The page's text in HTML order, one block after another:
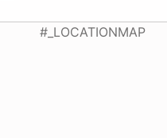
#_LOCATIONMAP